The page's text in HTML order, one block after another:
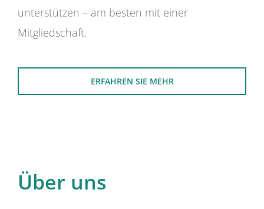
unterstützen – am besten mit einer
Mitgliedschaft.
ERFAHREN SIE MEHR
Über uns